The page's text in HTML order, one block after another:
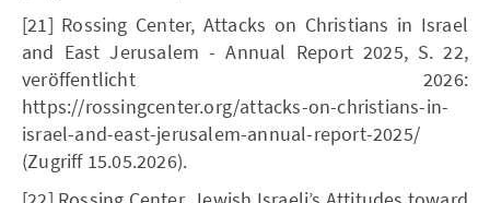
[21] Rossing Center, Attacks on Christians in Israel
and East Jerusalem - Annual Report 2025, S. 22,
veröffentlicht 2026:
https://rossingcenter.org/attacks-on-christians-in-
israel-and-east-jerusalem-annual-report-2025/
(Zugriff 15.05.2026).